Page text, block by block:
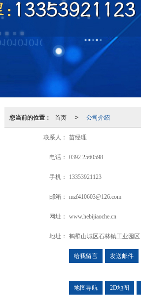
您当前的位置： 首页 > 公司介绍
联系人： 苗经理
电话： 0392 2560598
手机： 13353921123
邮箱： mzf410603@126.com
网址： www.hebijiaoche.cn
地址： 鹤壁山城区石林镇工业园区
给我留言 发送邮件
地图导航 2D地图